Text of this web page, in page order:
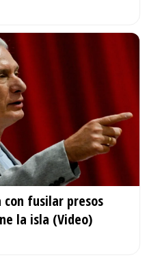
con fusilar presos
la isla (Video)